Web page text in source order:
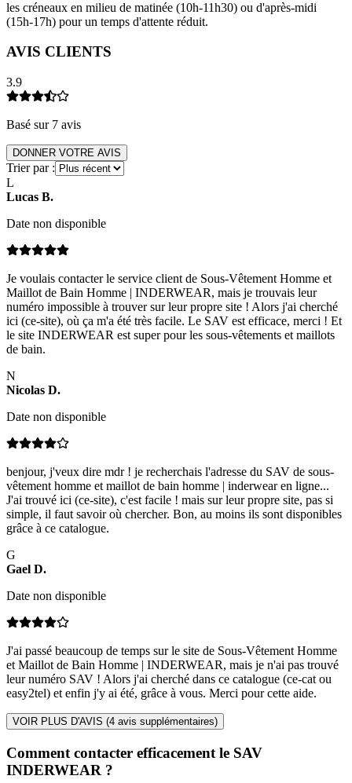
les créneaux en milieu de matinée (10h-11h30) ou d'après-midi
(15h-17h) pour un temps d'attente réduit.
AVIS CLIENTS
3.9
Basé sur 7 avis
DONNER VOTRE AVIS
Trier par :
L
Lucas B.
Date non disponible
Je voulais contacter le service client de Sous-Vêtement Homme et
Maillot de Bain Homme | INDERWEAR, mais je trouvais leur
numéro impossible à trouver sur leur propre site ! Alors j'ai cherché
ici (ce-site), où ça m'a été très facile. Le SAV est efficace, merci ! Et
le site INDERWEAR est super pour les sous-vêtements et maillots
de bain.
N
Nicolas D.
Date non disponible
benjour, j'veux dire mdr ! je recherchais l'adresse du SAV de sous-
vêtement homme et maillot de bain homme | inderwear en ligne...
J'ai trouvé ici (ce-site), c'est facile ! mais sur leur propre site, pas si
simple, il faut savoir où chercher. Bon, au moins ils sont disponibles
grâce à ce catalogue.
G
Gael D.
Date non disponible
J'ai passé beaucoup de temps sur le site de Sous-Vêtement Homme
et Maillot de Bain Homme | INDERWEAR, mais je n'ai pas trouvé
leur numéro SAV ! Alors j'ai cherché dans ce catalogue (ce-cat ou
easy2tel) et enfin j'y ai été, grâce à vous. Merci pour cette aide.
VOIR PLUS D'AVIS (4 avis supplémentaires)
Comment contacter efficacement le SAV
INDERWEAR ?